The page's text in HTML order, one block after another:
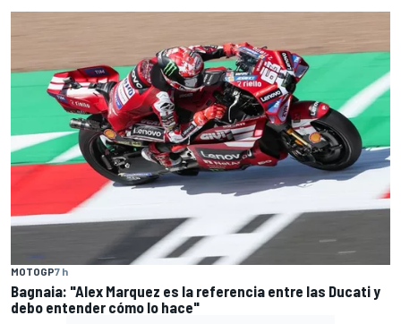
MOTOGP7 h
Bagnaia: "Alex Marquez es la referencia entre las Ducati y
debo entender cómo lo hace"